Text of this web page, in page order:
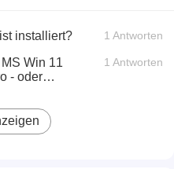
einen eingebauten 5500
Kapazität, der
Nutzung
reaktionsschnellere
installiert? 1 Antworten
Win 11
- oder
- Aufpreis dafür ?
1 Antworten